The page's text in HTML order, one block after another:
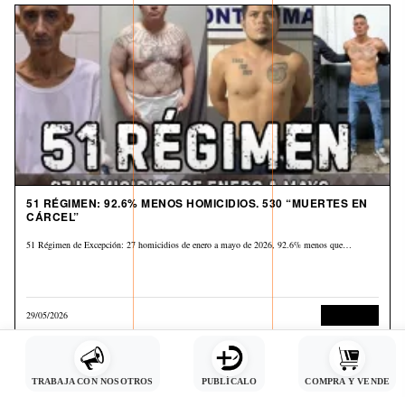
51 RÉGIMEN: 92.6% MENOS HOMICIDIOS. 530 “MUERTES EN
CÁRCEL”
51 Régimen de Excepción: 27 homicidios de enero a mayo de 2026, 92.6% menos que…
29/05/2026
TRABAJA CON NOSOTROS PUBLÍCALO COMPRA Y VENDE